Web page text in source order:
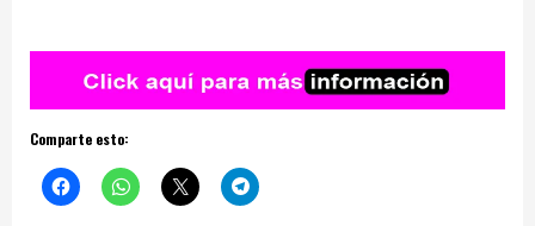
Comparte esto: